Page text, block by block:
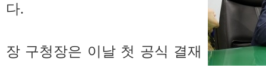
다.
장 구청장은 이날 첫 공식 결재